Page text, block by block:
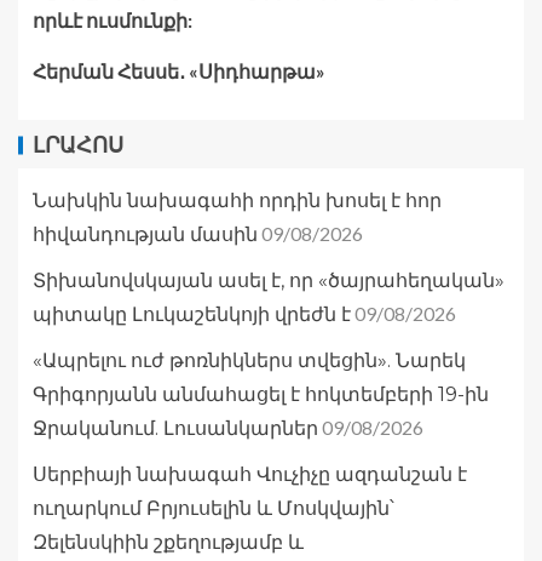
որևէ ուսմունքի:
Հերման Հեսսե․ «Սիդհարթա»
ԼՐԱՀՈՍ
Նախկին նախագահի որդին խոսել է հոր
հիվանդության մասին 09/08/2026
Տիխանովսկայան ասել է, որ «ծայրահեղական»
պիտակը Լուկաշենկոյի վրեժն է09/08/2026
«Ապրելու ուժ թոռնիկներս տվեցին». Նարեկ
Գրիգորյանն անմահացել է հոկտեմբերի 19-ին
Ջրականում. Լուսանկարներ 09/08/2026
Սերբիայի նախագահ Վուչիչը ազդանշան է
ուղարկում Բրյուսելին և Մոսկվային՝
Զելենսկիին շքեղությամբ և